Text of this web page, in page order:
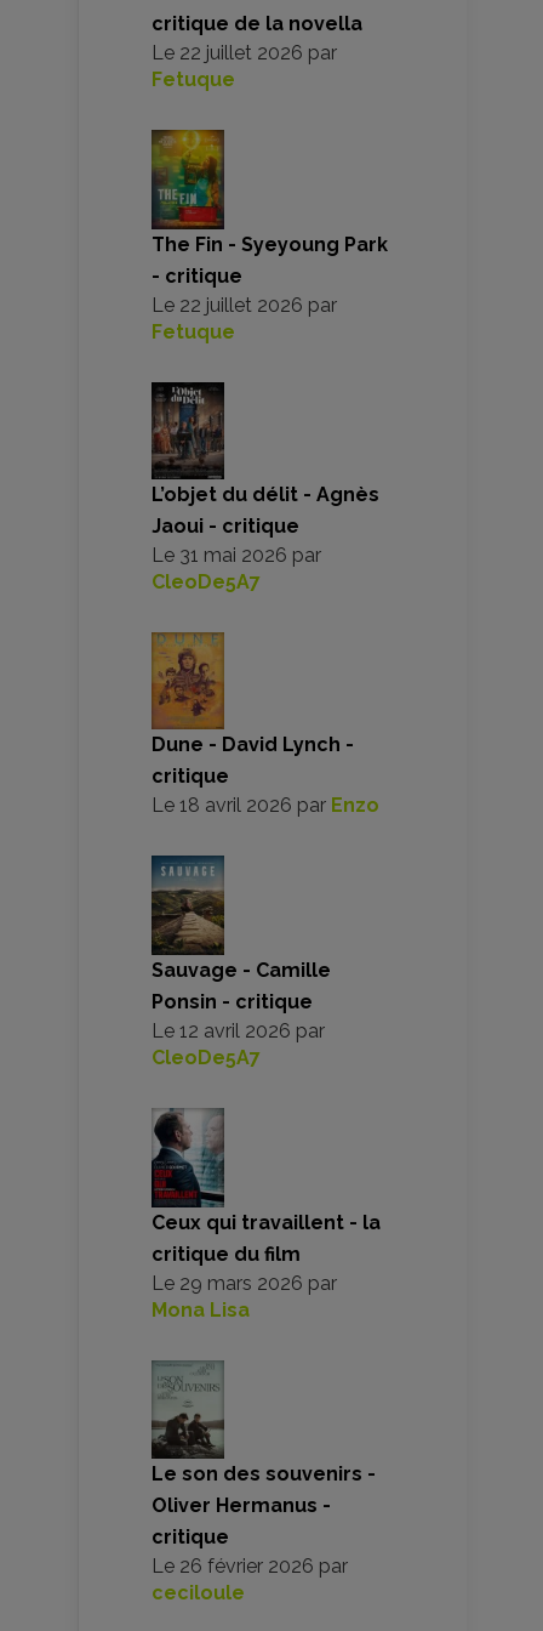
critique de la novella
Le 22 juillet 2026 par
Fetuque
The Fin - Syeyoung Park
- critique
Le 22 juillet 2026 par
Fetuque
L’objet du délit - Agnès
Jaoui - critique
Le 31 mai 2026 par
CleoDe5A7
Dune - David Lynch -
critique
Le 18 avril 2026 par Enzo
Sauvage - Camille
Ponsin - critique
Le 12 avril 2026 par
CleoDe5A7
Ceux qui travaillent - la
critique du film
Le 29 mars 2026 par
Mona Lisa
Le son des souvenirs -
Oliver Hermanus -
critique
Le 26 février 2026 par
ceciloule